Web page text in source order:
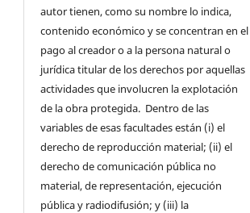
autor tienen, como su nombre lo indica,
contenido económico y se concentran en el
pago al creador o a la persona natural o
jurídica titular de los derechos por aquellas
actividades que involucren la explotación
de la obra protegida. Dentro de las
variables de esas facultades están (i) el
derecho de reproducción material; (ii) el
derecho de comunicación pública no
material, de representación, ejecución
pública y radiodifusión; y (iii) la